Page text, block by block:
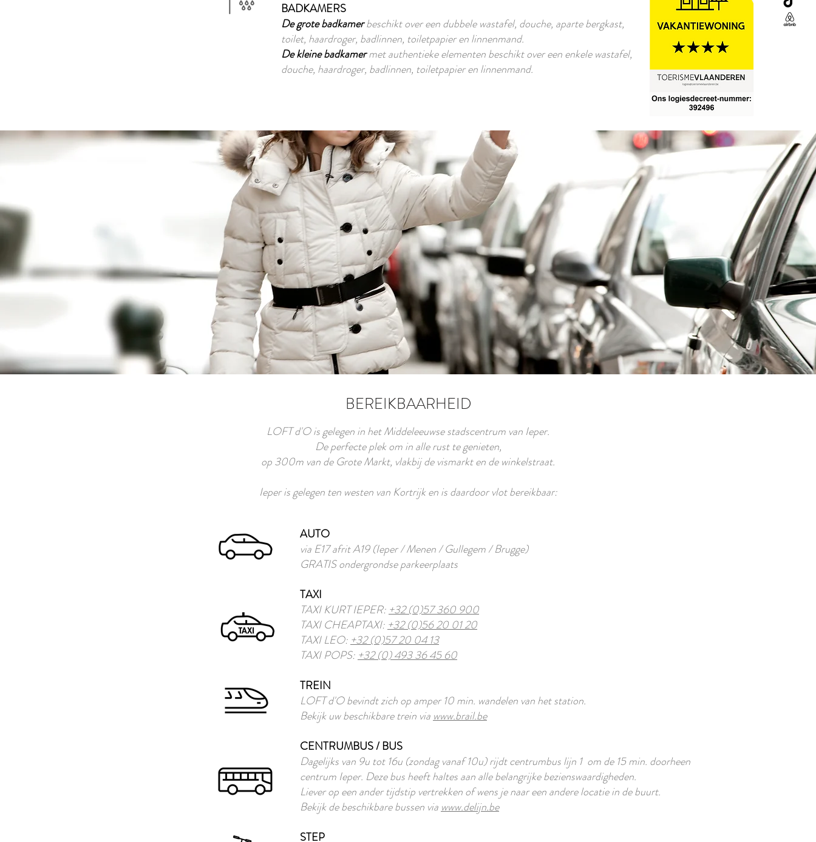
BADKAMERS
De grote badkamerbeschikt over een dubbele wastafel, douche, aparte bergkast,
toilet, haardroger, badlinnen, toiletpapier en linnenmand.
De kleine badkamermet authentieke elementenbeschikt over een enkele wastafel,
douche, haardroger, badlinnen, toiletpapier en linnenmand.
BEREIKBAARHEID
LOFT d'O is gelegen in het Middeleeuwse stadscentrum van Ieper.
De perfecte plek om in alle rust te genieten,
op 300m van de Grote Markt, vlakbij de vismarkt en de winkelstraat.
Ieper is gelegen ten westen van Kortrijk en is daardoor vlot bereikbaar:
AUTO
via E17 afrit A19 (Ieper / Menen / Gullegem / Brugge)
GRATIS ondergrondse parkeerplaats
TAXI
TAXI KURT IEPER: +32 (0)57 360 900
TAXI CHEAPTAXI: +32 (0)56 20 01 20
TAXI LEO: +32 (0)57 20 04 13
TAXI POPS: +32 (0) 493 36 45 60
TREIN
LOFT d'O bevindt zich op amper 10 min. wandelen van het station.
Bekijk uw beschikbare trein via www.brail.be
CENTRUMBUS / BUS
Dagelijks van 9u tot 16u (zondag vanaf 10u) rijdt centrumbus lijn 1 om de 15 min. doorheen
centrum Ieper. Deze bus heeft haltes aan alle belangrijke bezienswaardigheden.
Liever op een ander tijdstip vertrekken of wens je naar een andere locatie in de buurt.
Bekijk de beschikbare bussen via www.delijn.be
STEP